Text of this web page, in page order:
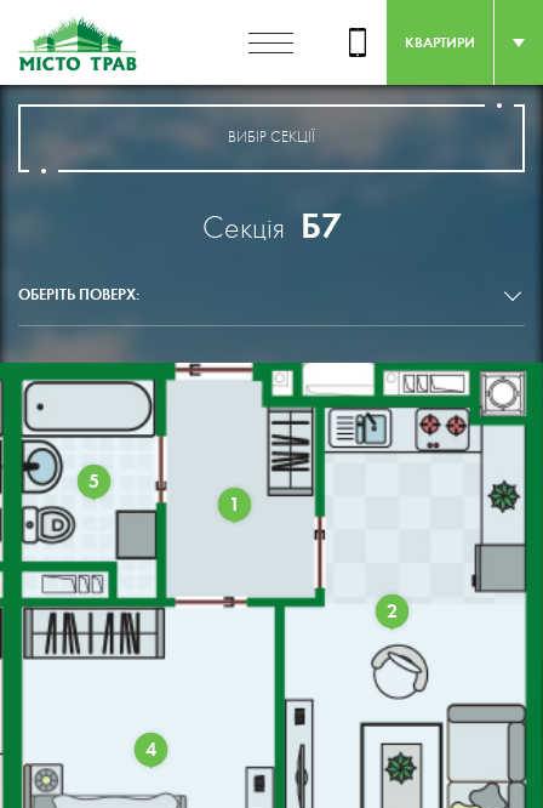
КВАРТИРИ
ВИБІР СЕКЦІЇ
Секція Б7
ОБЕРІТЬ ПОВЕРХ:
1
2
4
5